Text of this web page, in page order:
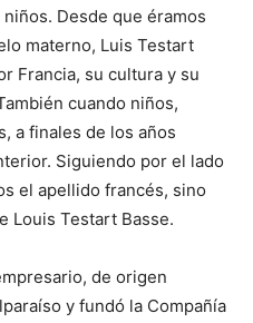
Desde que éramos
materno, Luis Testart
Francia, su cultura y su
cuando niños,
a finales de los años
Siguiendo por el lado
el apellido francés, sino
Louis Testart Basse.
de origen
y fundó la Compañía